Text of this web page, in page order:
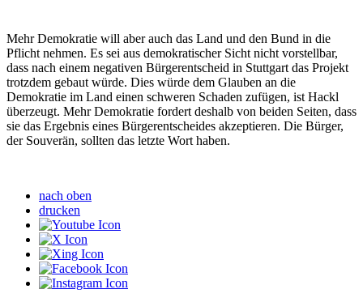
Mehr Demokratie will aber auch das Land und den Bund in die
Pflicht nehmen. Es sei aus demokratischer Sicht nicht vorstellbar,
dass nach einem negativen Bürgerentscheid in Stuttgart das Projekt
trotzdem gebaut würde. Dies würde dem Glauben an die
Demokratie im Land einen schweren Schaden zufügen, ist Hackl
überzeugt. Mehr Demokratie fordert deshalb von beiden Seiten, dass
sie das Ergebnis eines Bürgerentscheides akzeptieren. Die Bürger,
der Souverän, sollten das letzte Wort haben.
nach oben
drucken